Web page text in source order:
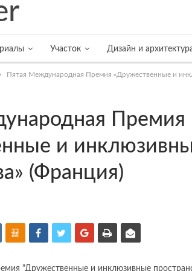
Участок Дизайн и
Пятая Международная Премия «Дружественные и
Премия
и
(Франция)